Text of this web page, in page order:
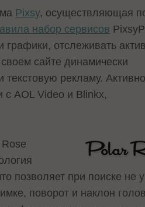
Pixsy, осуществляющая
набор сервисов
отслеживать
сайте динамически
рекламу.
с AOL Video и Blinkx,
позволяет при поиске не
поворот и наклон